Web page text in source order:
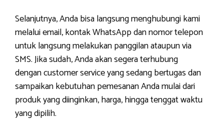
Selanjutnya, Anda bisa langsung menghubungi kami
melalui email, kontak WhatsApp dan nomor telepon
untuk langsung melakukan panggilan ataupun via
SMS. Jika sudah, Anda akan segera terhubung
dengan customer service yang sedang bertugas dan
sampaikan kebutuhan pemesanan Anda mulai dari
produk yang diinginkan, harga, hingga tenggat waktu
yang dipilih.